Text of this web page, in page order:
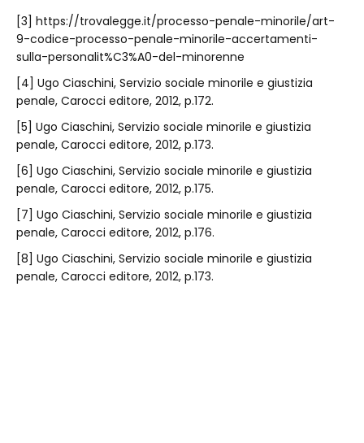
[3] https://trovalegge.it/processo-penale-minorile/art-
9-codice-processo-penale-minorile-accertamenti-
sulla-personalit%C3%A0-del-minorenne
[4] Ugo Ciaschini, Servizio sociale minorile e giustizia
penale, Carocci editore, 2012, p.172.
[5] Ugo Ciaschini, Servizio sociale minorile e giustizia
penale, Carocci editore, 2012, p.173.
[6] Ugo Ciaschini, Servizio sociale minorile e giustizia
penale, Carocci editore, 2012, p.175.
[7] Ugo Ciaschini, Servizio sociale minorile e giustizia
penale, Carocci editore, 2012, p.176.
[8] Ugo Ciaschini, Servizio sociale minorile e giustizia
penale, Carocci editore, 2012, p.173.